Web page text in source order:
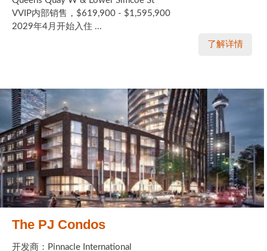
VVIP内部销售，$619,900 - $1,595,900
2029年4月开始入住 ...
了解详情
The PJ Condos
开发商：Pinnacle International